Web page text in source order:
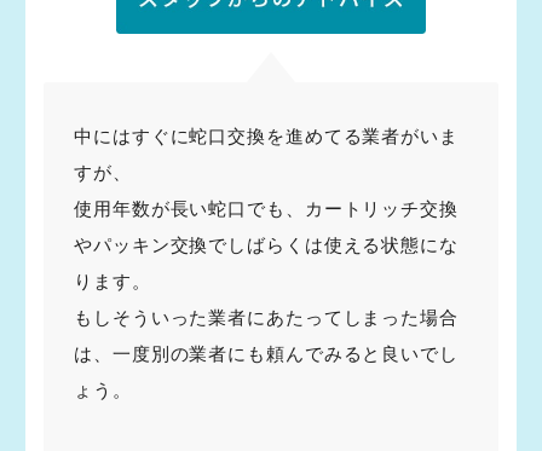
中にはすぐに蛇口交換を進めてる業者がいま
すが、
使用年数が長い蛇口でも、カートリッチ交換
やパッキン交換でしばらくは使える状態にな
ります。
もしそういった業者にあたってしまった場合
は、一度別の業者にも頼んでみると良いでし
ょう。